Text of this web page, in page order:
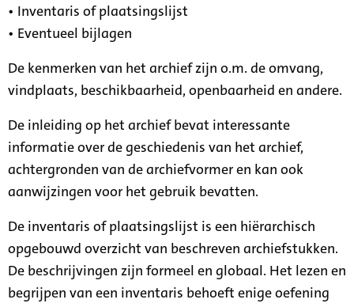
• Inventaris of plaatsingslijst
• Eventueel bijlagen
De kenmerken van het archief zijn o.m. de omvang,
vindplaats, beschikbaarheid, openbaarheid en andere.
De inleiding op het archief bevat interessante
informatie over de geschiedenis van het archief,
achtergronden van de archiefvormer en kan ook
aanwijzingen voor het gebruik bevatten.
De inventaris of plaatsingslijst is een hiërarchisch
opgebouwd overzicht van beschreven archiefstukken.
De beschrijvingen zijn formeel en globaal. Het lezen en
begrijpen van een inventaris behoeft enige oefening